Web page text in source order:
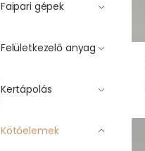
Faipari gépek
Felületkezelő anyag
Kertápolás
Kötőelemek